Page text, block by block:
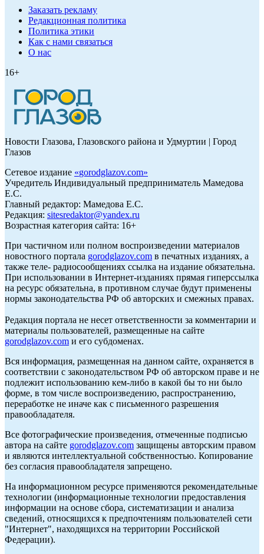
Заказать рекламу
Редакционная политика
Политика этики
Как с нами связаться
О нас
16+
Новости Глазова, Глазовского района и Удмуртии | Город
Глазов
Сетевое издание «gorodglazov.com»
Учредитель Индивидуальный предприниматель Мамедова
Е.С.
Главный редактор: Мамедова Е.С.
Редакция: sitesredaktor@yandex.ru
Возрастная категория сайта: 16+
При частичном или полном воспроизведении материалов
новостного портала gorodglazov.com в печатных изданиях, а
также теле- радиосообщениях ссылка на издание обязательна.
При использовании в Интернет-изданиях прямая гиперссылка
на ресурс обязательна, в противном случае будут применены
нормы законодательства РФ об авторских и смежных правах.
Редакция портала не несет ответственности за комментарии и
материалы пользователей, размещенные на сайте
gorodglazov.com и его субдоменах.
Вся информация, размещенная на данном сайте, охраняется в
соответствии с законодательством РФ об авторском праве и не
подлежит использованию кем-либо в какой бы то ни было
форме, в том числе воспроизведению, распространению,
переработке не иначе как с письменного разрешения
правообладателя.
Все фотографические произведения, отмеченные подписью
автора на сайте gorodglazov.com защищены авторским правом
и являются интеллектуальной собственностью. Копирование
без согласия правообладателя запрещено.
На информационном ресурсе применяются рекомендательные
технологии (информационные технологии предоставления
информации на основе сбора, систематизации и анализа
сведений, относящихся к предпочтениям пользователей сети
"Интернет", находящихся на территории Российской
Федерации).